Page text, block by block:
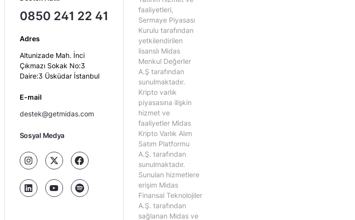
0850 241 22 41
Adres
Altunizade Mah. İnci
Çıkmazı Sokak No:3
Daire:3 Üsküdar İstanbul
E-mail
destek@getmidas.com
Sosyal Medya
faaliyetleri,
Sermaye Piyasası
Kurulu tarafından
yetkilendirilen
lisanslı Midas
Menkul Değerler
A.Ş tarafından
sunulmaktadır.
Kripto varlık
piyasasına ilişkin
hizmet ve
faaliyetler Midas
Kripto Varlık Alım
Satım Platformu
A.Ş. tarafından
sunulmaktadır.
Sunulan hizmetlere
erişim Midas
Finansal Teknolojiler
A.Ş. tarafından
sağlanan Midas ve